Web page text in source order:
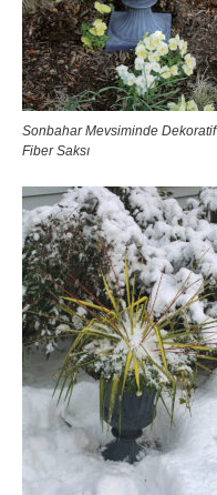
Sonbahar Mevsiminde Dekoratif
Fiber Saksı